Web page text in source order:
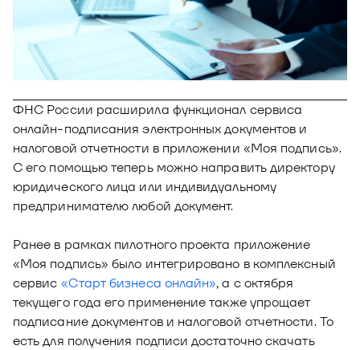
Новости
Блог
Видео и аудио
Документы
Юнион - решение для автоматизации
рекрутмента
О решении
Кейсы клиентов
Калькулятор выгоды
Новости и публикации
Пилотный проект
Документы
Оазис - платформа для автоматизации
управления рисками
ФНС России расширила функционал сервиса
онлайн-подписания электронных документов и
налоговой отчетности в приложении «Моя подпись».
С его помощью теперь можно направить директору
юридического лица или индивидуальному
предпринимателю любой документ.
Ранее в рамках пилотного проекта приложение
«Моя подпись» было интегрировано в комплексный
сервис «Старт бизнеса онлайн», а с октября
текущего года его применение также упрощает
подписание документов и налоговой отчетности. То
есть для получения подписи достаточно скачать